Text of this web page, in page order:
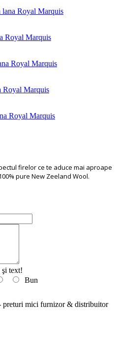
lana Royal Marquis
Royal Marquis
Royal Marquis
Royal Marquis
Royal Marquis
firelor ce te aduce mai aproape
pure New Zeeland Wool.
text!
Bun
preturi mici furnizor & distribuitor